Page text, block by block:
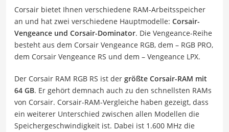
Corsair bietet Ihnen verschiedene RAM-Arbeitsspeicher
an und hat zwei verschiedene Hauptmodelle: Corsair-
Vengeance und Corsair-Dominator. Die Vengeance-Reihe
besteht aus dem Corsair Vengeance RGB, dem – RGB PRO,
dem Corsair Vengeance RS und dem – Vengeance LPX.
Der Corsair RAM RGB RS ist der größte Corsair-RAM mit
64 GB. Er gehört demnach auch zu den schnellsten RAMs
von Corsair. Corsair-RAM-Vergleiche haben gezeigt, dass
ein weiterer Unterschied zwischen allen Modellen die
Speichergeschwindigkeit ist. Dabei ist 1.600 MHz die